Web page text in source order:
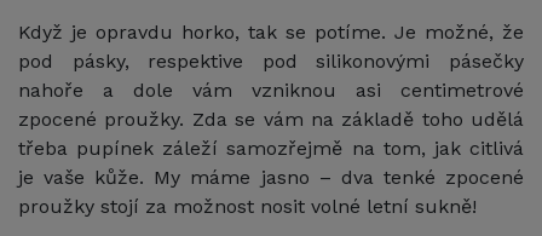
Když je opravdu horko, tak se potíme. Je možné, že
pod pásky, respektive pod silikonovými pásečky
nahoře a dole vám vzniknou asi centimetrové
zpocené proužky. Zda se vám na základě toho udělá
třeba pupínek záleží samozřejmě na tom, jak citlivá
je vaše kůže. My máme jasno – dva tenké zpocené
proužky stojí za možnost nosit volné letní sukně!